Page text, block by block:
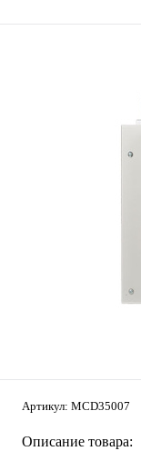
Артикул: MCD35007
Описание товара: